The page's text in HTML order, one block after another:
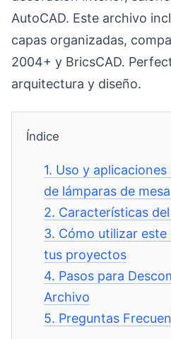
AutoCAD. Este archivo
capas organizadas,
2004+ y BricsCAD.
arquitectura y diseño.
Índice
1. Uso y aplicaciones
de lámparas de mesa
2. Características
3. Cómo utilizar este
tus proyectos
4. Pasos para
Archivo
5. Preguntas